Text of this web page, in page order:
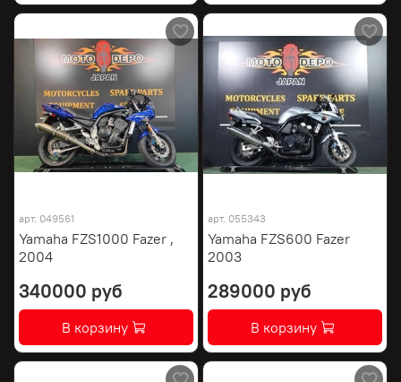
арт. 049561
Yamaha FZS1000 Fazer ,
2004
340000 руб
В корзину
арт. 055343
Yamaha FZS600 Fazer
2003
289000 руб
В корзину